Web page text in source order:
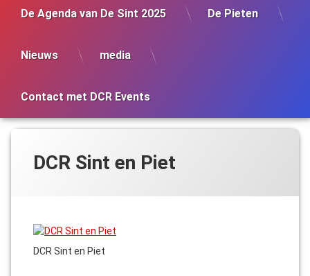
De Agenda van De Sint 2025 De Pieten
Nieuws media
Contact met DCR Events
DCR Sint en Piet
DCR Sint en Piet